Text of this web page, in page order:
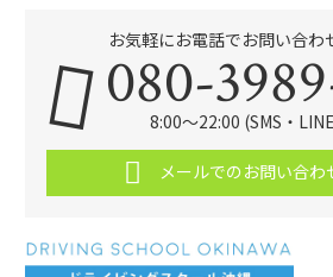
お気軽にお電話でお問い合わ
080-
8:00～22:00 (SMS・
メールでのお問い合わ